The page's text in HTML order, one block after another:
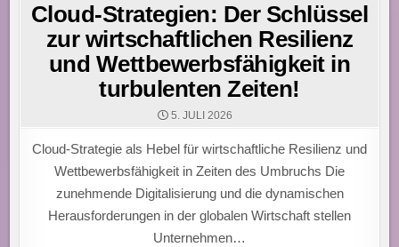
Cloud-Strategien: Der Schlüssel
zur wirtschaftlichen Resilienz
und Wettbewerbsfähigkeit in
turbulenten Zeiten!
5. JULI 2026
Cloud-Strategie als Hebel für wirtschaftliche Resilienz und
Wettbewerbsfähigkeit in Zeiten des Umbruchs Die
zunehmende Digitalisierung und die dynamischen
Herausforderungen in der globalen Wirtschaft stellen
Unternehmen…